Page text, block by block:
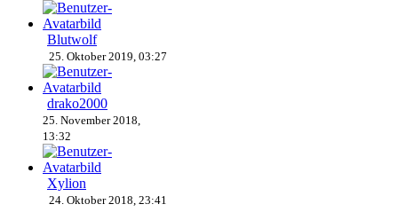
Blutwolf
25. Oktober 2019, 03:27
drako2000
25. November 2018,
13:32
Xylion
24. Oktober 2018, 23:41